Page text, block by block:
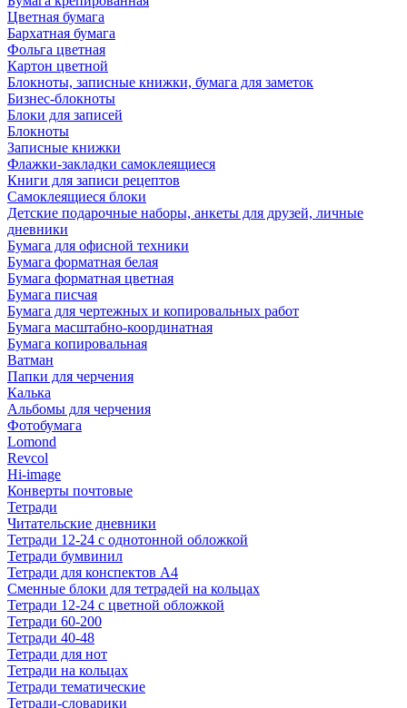
Цветная бумага
Бархатная бумага
Фольга цветная
Картон цветной
Блокноты, записные книжки, бумага для заметок
Бизнес-блокноты
Блоки для записей
Блокноты
Записные книжки
Флажки-закладки самоклеящиеся
Книги для записи рецептов
Самоклеящиеся блоки
Детские подарочные наборы, анкеты для друзей, личные
дневники
Бумага для офисной техники
Бумага форматная белая
Бумага форматная цветная
Бумага писчая
Бумага для чертежных и копировальных работ
Бумага масштабно-координатная
Бумага копировальная
Ватман
Папки для черчения
Калька
Альбомы для черчения
Фотобумага
Lomond
Revcol
Hi-image
Конверты почтовые
Тетради
Читательские дневники
Тетради 12-24 с однотонной обложкой
Тетради бумвинил
Тетради для конспектов А4
Сменные блоки для тетрадей на кольцах
Тетради 12-24 с цветной обложкой
Тетради 60-200
Тетради 40-48
Тетради для нот
Тетради на кольцах
Тетради тематические
Тетради-словарики